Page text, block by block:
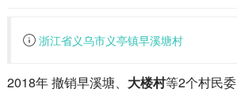
浙江省义乌市义亭镇早溪塘村
2018年 撤销早溪塘、 大楼村等2个村民